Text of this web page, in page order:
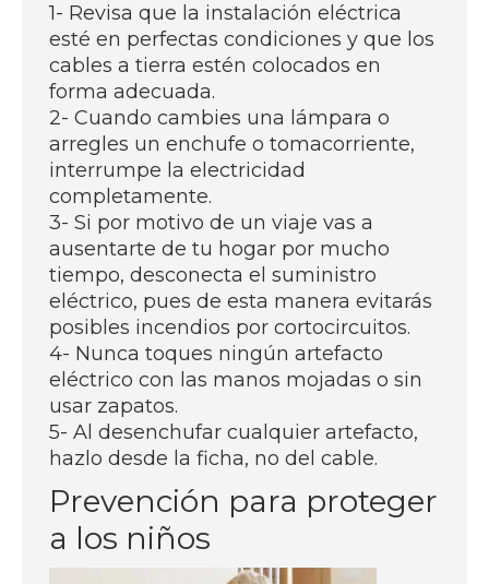
1- Revisa que la instalación eléctrica
esté en perfectas condiciones y que los
cables a tierra estén colocados en
forma adecuada.
2- Cuando cambies una lámpara o
arregles un enchufe o tomacorriente,
interrumpe la electricidad
completamente.
3- Si por motivo de un viaje vas a
ausentarte de tu hogar por mucho
tiempo, desconecta el suministro
eléctrico, pues de esta manera evitarás
posibles incendios por cortocircuitos.
4- Nunca toques ningún artefacto
eléctrico con las manos mojadas o sin
usar zapatos.
5- Al desenchufar cualquier artefacto,
hazlo desde la ficha, no del cable.
Prevención para proteger
a los niños